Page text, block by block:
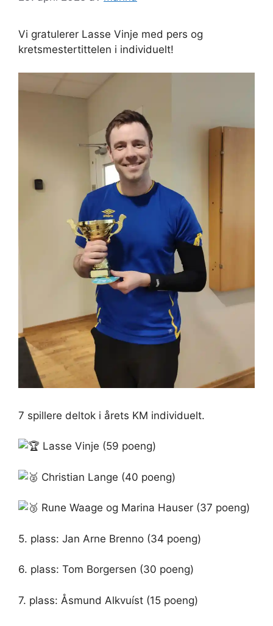
Vi gratulerer Lasse Vinje med pers og
kretsmestertittelen i individuelt!
7 spillere deltok i årets KM individuelt.
Lasse Vinje (59 poeng)
Christian Lange (40 poeng)
Rune Waage og Marina Hauser (37 poeng)
5. plass: Jan Arne Brenno (34 poeng)
6. plass: Tom Borgersen (30 poeng)
7. plass: Åsmund Alkvuíst (15 poeng)